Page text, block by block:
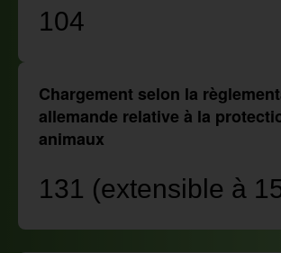
104
Chargement selon la
allemande relative à la
animaux
131 (extensible à